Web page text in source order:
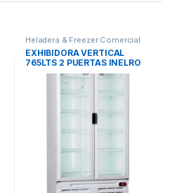
Heladera & Freezer Comercial
EXHIBIDORA VERTICAL
765LTS 2 PUERTAS INELRO